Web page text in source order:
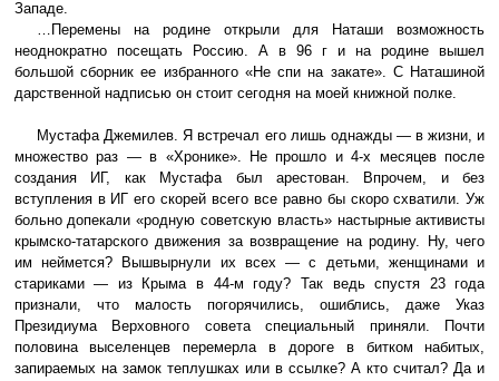
Западе.
…Перемены на родине открыли для Наташи возможность
неоднократно посещать Россию. А в 96 г и на родине вышел
большой сборник ее избранного «Не спи на закате». С Наташиной
дарственной надписью он стоит сегодня на моей книжной полке.
Мустафа Джемилев. Я встречал его лишь однажды — в жизни, и
множество раз — в «Хронике». Не прошло и 4-х месяцев после
создания ИГ, как Мустафа был арестован. Впрочем, и без
вступления в ИГ его скорей всего все равно бы скоро схватили. Уж
больно допекали «родную советскую власть» настырные активисты
крымско-татарского движения за возвращение на родину. Ну, чего
им неймется? Вышвырнули их всех — с детьми, женщинами и
стариками — из Крыма в 44-м году? Так ведь спустя 23 года
признали, что малость погорячились, ошиблись, даже Указ
Президиума Верховного совета специальный приняли. Почти
половина выселенцев перемерла в дороге в битком набитых,
запираемых на замок теплушках или в ссылке? А кто считал? Да и